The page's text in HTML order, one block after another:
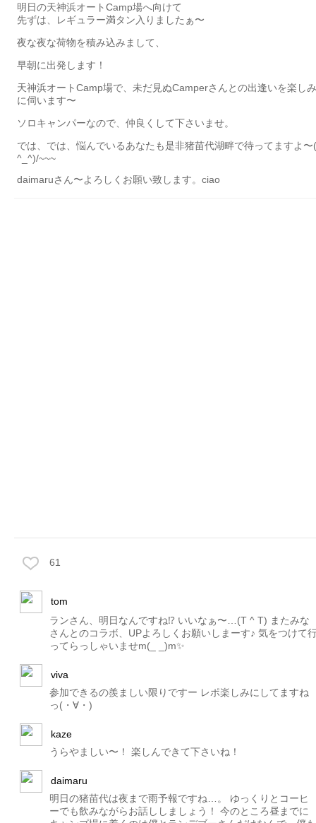
明日の天神浜オートCamp場へ向けて
先ずは、レギュラー満タン入りましたぁ〜
夜な夜な荷物を積み込みまして、
早朝に出発します！
天神浜オートCamp場で、未だ見ぬCamperさんとの出逢いを楽しみ
に伺います〜
ソロキャンパーなので、仲良くして下さいませ。
では、では、悩んでいるあなたも是非猪苗代湖畔で待ってますよ〜(
^_^)/~~~
daimaruさん〜よろしくお願い致します。ciao
61
tom
ランさん、明日なんですね⁉️ いいなぁ〜…(T ^ T) またみな
さんとのコラボ、UPよろしくお願いしまーす♪ 気をつけて
ってらっしゃいませm(_ _)m✨
viva
参加できるの羨ましい限りですー レポ楽しみにしてますね
っ(・∀・)
kaze
うらやましい〜！ 楽しんできて下さいね！
daimaru
明日の猪苗代は夜まで雨予報ですね…。 ゆっくりとコーヒ
ーでも飲みながらお話ししましょう！ 今のところ昼までに